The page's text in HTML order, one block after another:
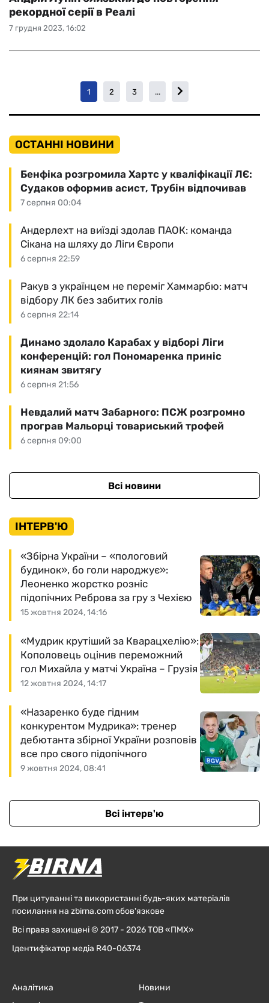
7 грудня 2023, 16:02
рекордної серії в Реалі
1 2 3 ...
ОСТАННІ НОВИНИ
7 серпня 00:04
Бенфіка розгромила Хартс у кваліфікації ЛЄ:
Судаков оформив асист, Трубін відпочивав
6 серпня 22:59
Андерлехт на виїзді здолав ПАОК: команда
Сікана на шляху до Ліги Європи
6 серпня 22:14
Ракув з українцем не переміг Хаммарбю: матч
відбору ЛК без забитих голів
6 серпня 21:56
Динамо здолало Карабах у відборі Ліги
конференцій: гол Пономаренка приніс
киянам звитягу
6 серпня 09:00
Невдалий матч Забарного: ПСЖ розгромно
програв Мальорці товариський трофей
Всі новини
ІНТЕРВ'Ю
15 жовтня 2024, 14:16
«Збірна України – «пологовий
будинок», бо голи народжує»:
Леоненко жорстко розніс
підопічних Реброва за гру з Чехією
12 жовтня 2024, 14:17
«Мудрик крутіший за Кварацхелію»:
Кополовець оцінив переможний
гол Михайла у матчі Україна – Грузія
9 жовтня 2024, 08:41
«Назаренко буде гідним
конкурентом Мудрика»: тренер
дебютанта збірної України розповів
все про свого підопічного
Всі інтерв'ю
При цитуванні та використанні будь-яких матеріалів
посилання на zbirna.com обов'язкове
Всі права захищені © 2017 - 2026 ТОВ «ПМХ»
Ідентифікатор медіа R40-06374
Аналітика
Новини